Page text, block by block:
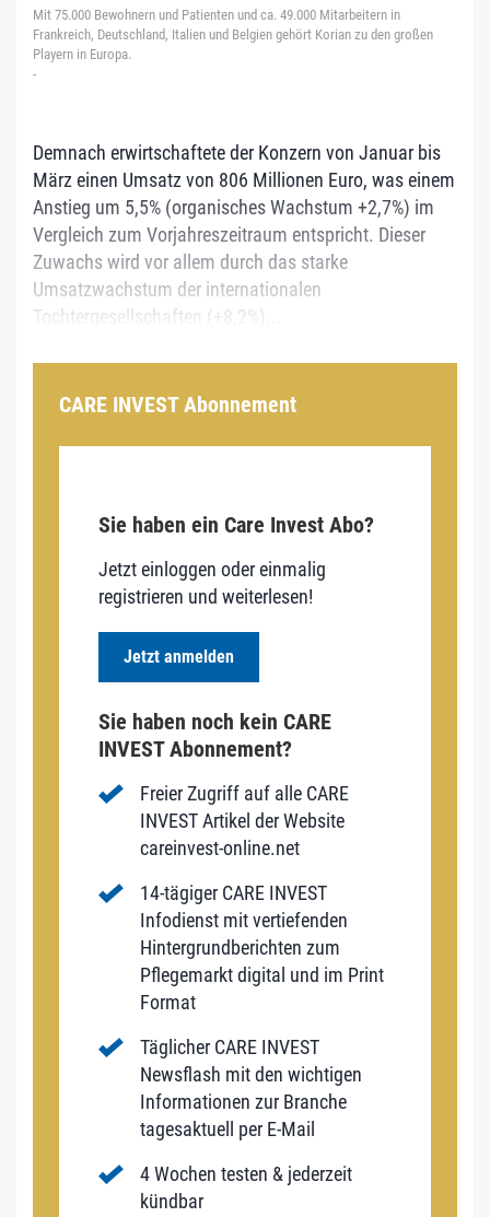
Mit 75.000 Bewohnern und Patienten und ca. 49.000 Mitarbeitern in
Frankreich, Deutschland, Italien und Belgien gehört Korian zu den großen
Playern in Europa.
-
Demnach erwirtschaftete der Konzern von Januar bis
März einen Umsatz von 806 Millionen Euro, was einem
Anstieg um 5,5% (organisches Wachstum +2,7%) im
Vergleich zum Vorjahreszeitraum entspricht. Dieser
Zuwachs wird vor allem durch das starke
Umsatzwachstum der internationalen
Tochtergesellschaften (+8,2%)...
CARE INVEST Abonnement
Sie haben ein Care Invest Abo?
Jetzt einloggen oder einmalig
registrieren und weiterlesen!
Jetzt anmelden
Sie haben noch kein CARE
INVEST Abonnement?
Freier Zugriff auf alle CARE
INVEST Artikel der Website
careinvest-online.net
14-tägiger CARE INVEST
Infodienst mit vertiefenden
Hintergrundberichten zum
Pflegemarkt digital und im Print
Format
Täglicher CARE INVEST
Newsflash mit den wichtigen
Informationen zur Branche
tagesaktuell per E-Mail
4 Wochen testen & jederzeit
kündbar